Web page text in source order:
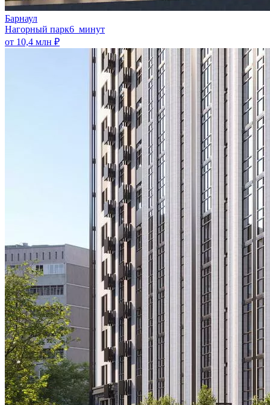
Барнаул
Нагорный парк6 минут
от 10,4 млн ₽